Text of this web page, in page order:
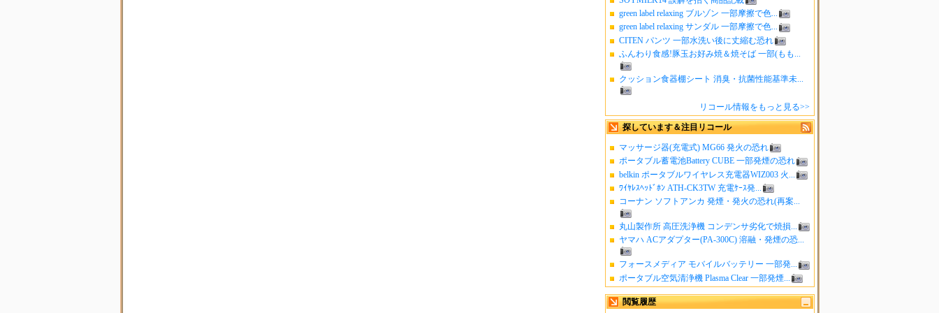
green label relaxing ブルゾン 一部摩擦で色...
green label relaxing サンダル 一部摩擦で色...
CITEN パンツ 一部水洗い後に丈縮む恐れ
ふんわり食感!豚玉お好み焼＆焼そば 一部(もも...
クッション食器棚シート 消臭・抗菌性能基準未...
リコール情報をもっと見る>>
探しています＆注目リコール
マッサージ器(充電式) MG66 発火の恐れ
ポータブル蓄電池Battery CUBE 一部発煙の恐れ
belkin ポータブルワイヤレス充電器WIZ003 火...
ﾜｲﾔﾚｽﾍｯﾄﾞﾎﾝ ATH-CK3TW 充電ｹｰｽ発...
コーナン ソフトアンカ 発煙・発火の恐れ(再案...
丸山製作所 高圧洗浄機 コンデンサ劣化で焼損...
ヤマハ ACアダプター(PA-300C) 溶融・発煙の恐...
フォースメディア モバイルバッテリー 一部発...
ポータブル空気清浄機 Plasma Clear 一部発煙...
閲覧履歴